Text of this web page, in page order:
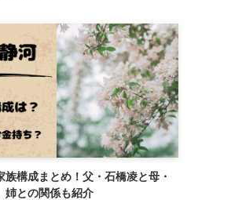
族構成まとめ！父・石橋凌と母・
姉との関係も紹介